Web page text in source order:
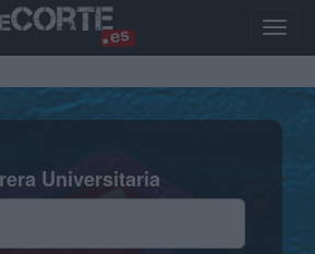
Toggle
Universitaria